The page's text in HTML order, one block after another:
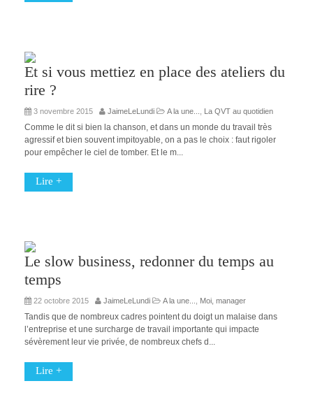
Et si vous mettiez en place des ateliers du
rire ?
3 novembre 2015 JaimeLeLundi A la une... La QVT au quotidien
Comme le dit si bien la chanson, et dans un monde du travail très
agressif et bien souvent impitoyable, on a pas le choix : faut rigoler
pour empêcher le ciel de tomber. Et le m...
Lire +
Le slow business, redonner du temps au
temps
22 octobre 2015 JaimeLeLundi A la une... Moi, manager
Tandis que de nombreux cadres pointent du doigt un malaise dans
l’entreprise et une surcharge de travail importante qui impacte
sévèrement leur vie privée, de nombreux chefs d...
Lire +